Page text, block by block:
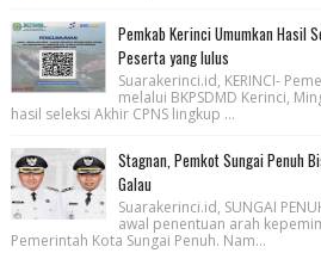
Pemkab Kerinci Umumkan Hasil
Peserta yang lulus
Suarakerinci.id, KERINCI-
melalui BKPSDMD Kerinci,
hasil seleksi Akhir CPNS lingkup ...
Stagnan, Pemkot Sungai Penuh
Galau
Suarakerinci.id, SUNGAI
awal penentuan arah
Pemerintah Kota Sungai Penuh. Nam...